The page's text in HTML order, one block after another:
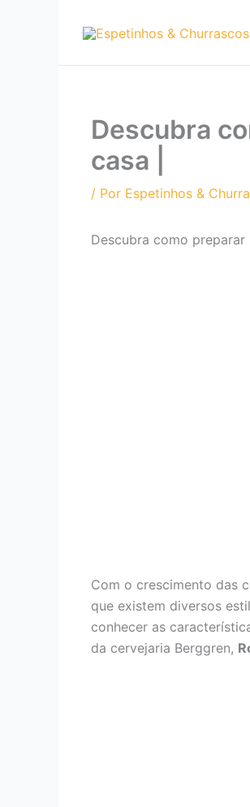
Descubra
casa |
/ Por Espetinhos &
Descubra como
Com o crescimento das
que existem diversos
conhecer as
da cervejaria Berggren,